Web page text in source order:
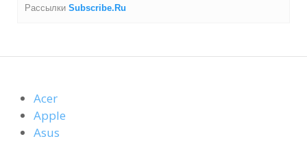
Рассылки Subscribe.Ru
Acer
Apple
Asus